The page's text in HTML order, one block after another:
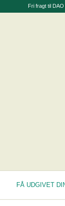
Fri fragt til
FÅ UDGIVET